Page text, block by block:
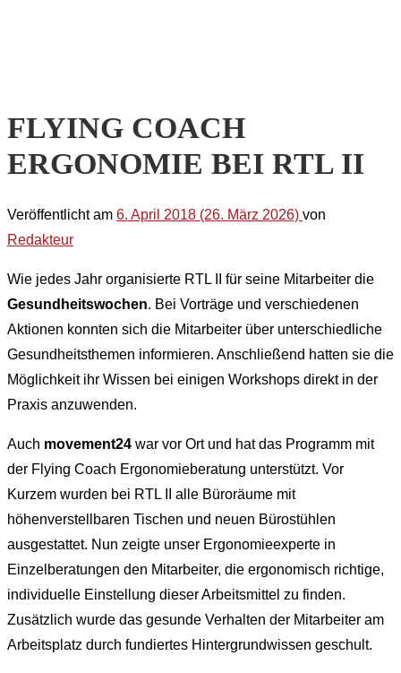
FLYING COACH
ERGONOMIE BEI RTL II
Veröffentlicht am 6. April 2018 (26. März 2026) von
Redakteur
Wie jedes Jahr organisierte RTL II für seine Mitarbeiter die
Gesundheitswochen. Bei Vorträge und verschiedenen
Aktionen konnten sich die Mitarbeiter über unterschiedliche
Gesundheitsthemen informieren. Anschließend hatten sie die
Möglichkeit ihr Wissen bei einigen Workshops direkt in der
Praxis anzuwenden.
Auch movement24 war vor Ort und hat das Programm mit
der Flying Coach Ergonomieberatung unterstützt. Vor
Kurzem wurden bei RTL II alle Büroräume mit
höhenverstellbaren Tischen und neuen Bürostühlen
ausgestattet. Nun zeigte unser Ergonomieexperte in
Einzelberatungen den Mitarbeiter, die ergonomisch richtige,
individuelle Einstellung dieser Arbeitsmittel zu finden.
Zusätzlich wurde das gesunde Verhalten der Mitarbeiter am
Arbeitsplatz durch fundiertes Hintergrundwissen geschult.